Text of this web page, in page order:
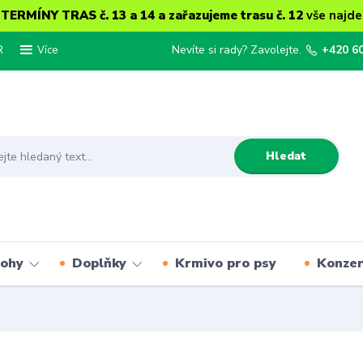
TRAS č. 13 a 14 a zařazujeme trasu č. 12vše
Více
Hledat
Nevíte si rady? Zavolejte. +420
Doplňky Krmivo pro psy